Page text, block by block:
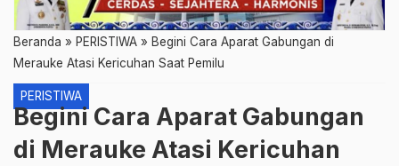
Beranda » PERISTIWA » Begini Cara Aparat Gabungan di
Merauke Atasi Kericuhan Saat Pemilu
PERISTIWA
Begini Cara Aparat Gabungan
di Merauke Atasi Kericuhan